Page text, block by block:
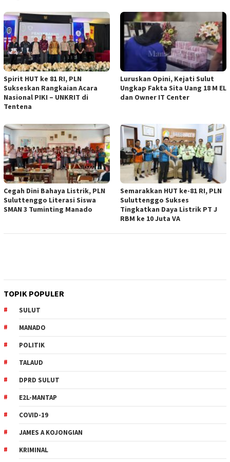
Spirit HUT ke 81 RI, PLN
Sukseskan Rangkaian Acara
Nasional PIKI – UNKRIT di
Tentena
Luruskan Opini, Kejati Sulut
Ungkap Fakta Sita Uang 18 M EL
dan Owner IT Center
Cegah Dini Bahaya Listrik, PLN
Suluttenggo Literasi Siswa
SMAN 3 Tuminting Manado
Semarakkan HUT ke-81 RI, PLN
Suluttenggo Sukses
Tingkatkan Daya Listrik PT J
RBM ke 10 Juta VA
TOPIK POPULER
SULUT
MANADO
POLITIK
TALAUD
DPRD SULUT
E2L-MANTAP
COVID-19
JAMES A KOJONGIAN
KRIMINAL